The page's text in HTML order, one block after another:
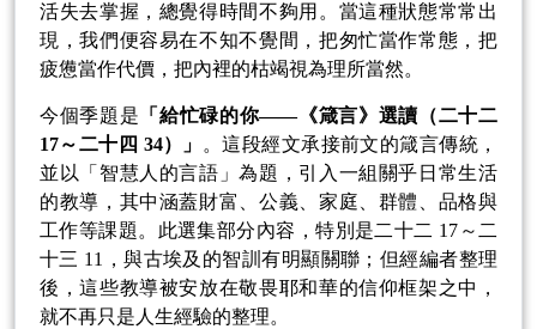
活失去掌握，總覺得時間不夠用。當這種狀態常常出
現，我們便容易在不知不覺間，把匆忙當作常態，把
疲憊當作代價，把內裡的枯竭視為理所當然。
今個季題是 「給忙碌的你——《箴言》選讀（二十二
17～二十四 34）」
。這段經文承接前文的箴言傳統，
並以「智慧人的言語」為題，引入一組關乎日常生活
的教導，其中涵蓋財富、公義、家庭、群體、品格與
工作等課題。此選集部分內容，特別是二十二 17～二
十三 11，與古埃及的智訓有明顯關聯；但經編者整理
後，這些教導被安放在敬畏耶和華的信仰框架之中，
就不再只是人生經驗的整理。